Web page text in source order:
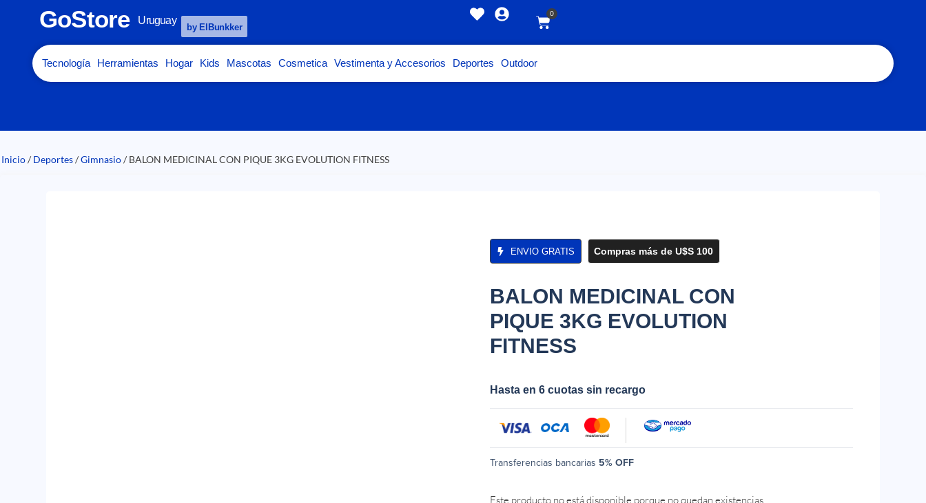
GoStore Uruguay
by ElBunkker
0
Tecnología Herramientas Hogar Kids Mascotas Cosmetica Vestimenta y Accesorios Deportes Outdoor
Inicio/ Deportes/Gimnasio/ BALON MEDICINAL CON PIQUE 3KG EVOLUTION FITNESS
ENVIO GRATIS Compras más de U$S 100
BALON MEDICINAL CON
PIQUE 3KG EVOLUTION
FITNESS
Hasta en 6 cuotas sin recargo
Transferencias bancarias 5% OFF
Este producto no está disponible porque no quedan existencias.